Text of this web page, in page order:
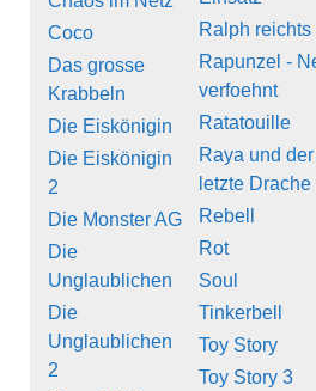
Coco
Das grosse
Krabbeln
Die Eiskönigin
Die Eiskönigin
2
Die Monster AG
Die
Unglaublichen
Die
Unglaublichen
2
Ralph reichts
Rapunzel -
verfoehnt
Ratatouille
Raya und der
letzte Drache
Rebell
Rot
Soul
Tinkerbell
Toy Story
Toy Story 3